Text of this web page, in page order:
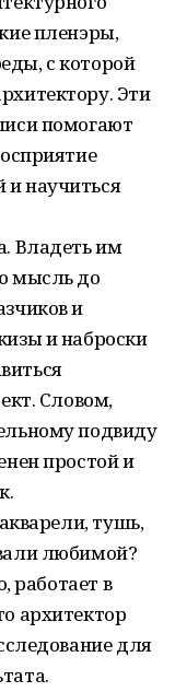
пленэры,
с которой
Эти
помогают
научиться
Владеть им
мысль до
и
и наброски
Словом,
подвиду
простой и
тушь,
любимой?
работает в
архитектор
для